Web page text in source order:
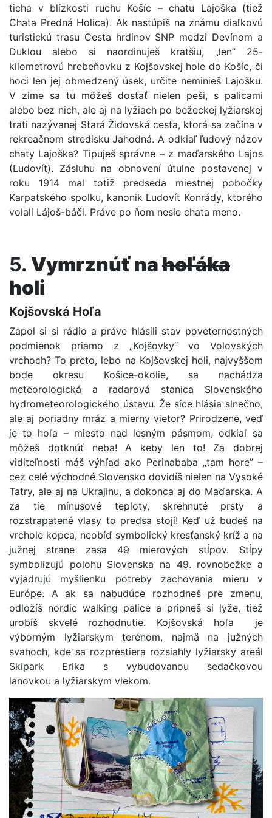
ticha v blízkosti ruchu Košíc – chatu Lajoška (tiež
Chata Predná Holica). Ak nastúpiš na známu diaľkovú
turistickú trasu Cesta hrdinov SNP medzi Devínom a
Duklou alebo si naordinuješ kratšiu, „len” 25-
kilometrovú hrebeňovku z Kojšovskej hole do Košíc, či
hoci len jej obmedzený úsek, určite neminieš Lajošku.
V zime sa tu môžeš dostať nielen peši, s palicami
alebo bez nich, ale aj na lyžiach po bežeckej lyžiarskej
trati nazývanej Stará Židovská cesta, ktorá sa začína v
rekreačnom stredisku Jahodná. A odkiaľ ľudový názov
chaty Lajoška? Tipuješ správne – z maďarského Lajos
(Ľudovít). Zásluhu na obnovení útulne postavenej v
roku 1914 mal totiž predseda miestnej pobočky
Karpatského spolku, kanonik Ľudovít Konrády, ktorého
volali Lájoš-báči. Práve po ňom nesie chata meno.
5. Vymrznúť nahoľáka
holi
Kojšovská Hoľa
Zapol si si rádio a práve hlásili stav poveternostných
podmienok priamo z „Kojšovky“ vo Volovských
vrchoch? To preto, lebo na Kojšovskej holi, najvyššom
bode okresu Košice-okolie, sa nachádza
meteorologická a radarová stanica Slovenského
hydrometeorologického ústavu. Že síce hlásia slnečno,
ale aj poriadny mráz a mierny vietor? Prirodzene, veď
je to hoľa – miesto nad lesným pásmom, odkiaľ sa
môžeš dotknúť neba! A keby len to! Za dobrej
viditeľnosti máš výhľad ako Perinababa „tam hore” –
cez celé východné Slovensko dovidíš nielen na Vysoké
Tatry, ale aj na Ukrajinu, a dokonca aj do Maďarska. A
za tie mínusové teploty, skrehnuté prsty a
rozstrapatené vlasy to predsa stojí! Keď už budeš na
vrchole kopca, neobíď symbolický kresťanský kríž a na
južnej strane zasa 49 mierových stĺpov. Stĺpy
symbolizujú polohu Slovenska na 49. rovnobežke a
vyjadrujú myšlienku potreby zachovania mieru v
Európe. A ak sa nabudúce rozhodneš pre zmenu,
odložíš nordic walking palice a pripneš si lyže, tiež
urobíš skvelé rozhodnutie. Kojšovská hoľa je
výborným lyžiarskym terénom, najmä na južných
svahoch, kde sa rozprestiera rozsiahly lyžiarsky areál
Skipark Erika s vybudovanou sedačkovou
lanovkou a lyžiarskym vlekom.